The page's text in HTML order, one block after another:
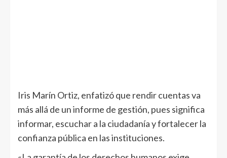
Iris Marín Ortiz, enfatizó que rendir cuentas va
más allá de un informe de gestión, pues significa
informar, escuchar a la ciudadanía y fortalecer la
confianza pública en las instituciones.